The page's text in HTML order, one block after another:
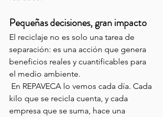
Pequeñas decisiones, gran impacto
El reciclaje no es solo una tarea de
separación: es una acción que genera
beneficios reales y cuantificables para
el medio ambiente.
En REPAVECA lo vemos cada día. Cada
kilo que se recicla cuenta, y cada
empresa que se suma, hace una